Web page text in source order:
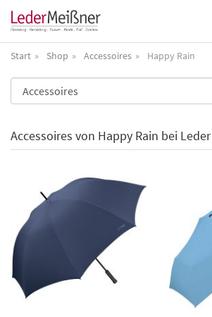
Start Shop Accessoires Happy Rain
Accessoires von Happy Rain bei